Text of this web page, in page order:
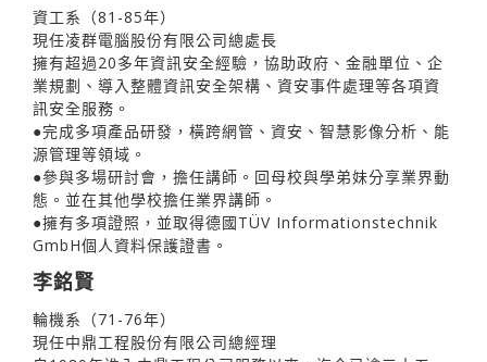
資工系（81-85年）
現任凌群電腦股份有限公司總處長
擁有超過20多年資訊安全經驗，協助政府、金融單位、企
業規劃、導入整體資訊安全架構、資安事件處理等各項資
訊安全服務。
●完成多項產品研發，橫跨網管、資安、智慧影像分析、能
源管理等領域。
●參與多場研討會，擔任講師。回母校與學弟妹分享業界動
態。並在其他學校擔任業界講師。
●擁有多項證照，並取得德國TÜV Informationstechnik
GmbH個人資料保護證書。
李銘賢
輪機系（71-76年）
現任中鼎工程股份有限公司總經理